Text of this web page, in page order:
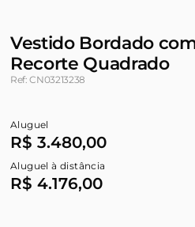
Vestido Bordado
Recorte Quadrado
Ref: CN03213238
Aluguel
R$ 3.480,00
Aluguel à distância
R$ 4.176,00